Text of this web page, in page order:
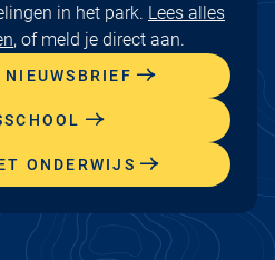
in het park. Lees alles
, of meld je direct aan.
ONDERWIJS